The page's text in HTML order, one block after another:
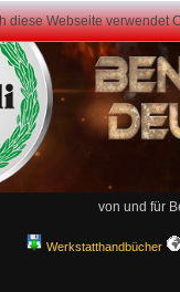
diese Webseite verwendet
von und für
Werkstatthandbücher